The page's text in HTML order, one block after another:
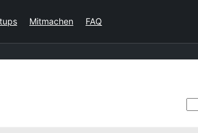
Mitmachen FAQ